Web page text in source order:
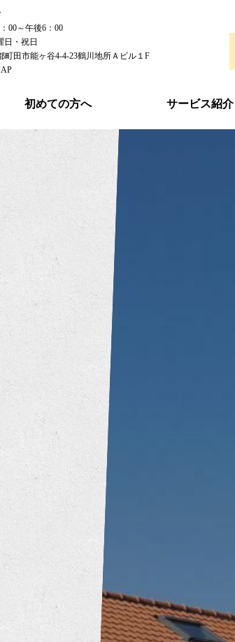
00～午後6：00
日・祝日
町田市能ヶ谷4-4-23鶴川地所Ａビル１F
初めての方へ サービス紹介